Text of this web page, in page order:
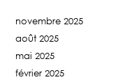
novembre 2025
août 2025
mai 2025
février 2025